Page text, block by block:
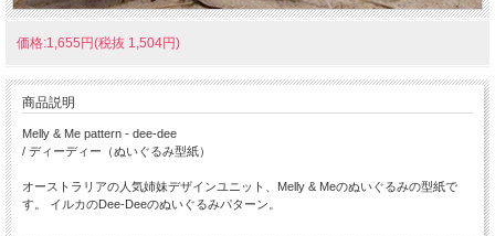
価格:1,655円(税抜 1,504円)
商品説明
Melly & Me pattern - dee-dee
/ ディーディー（ぬいぐるみ型紙）
オーストラリアの人気姉妹デザインユニット、Melly & Meのぬいぐるみの型紙で
す。 イルカのDee-Deeのぬいぐるみパターン。